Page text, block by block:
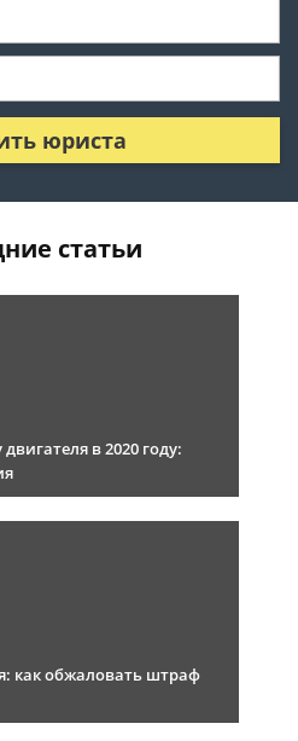
юриста
статьи
в 2020 году:
как обжаловать штраф